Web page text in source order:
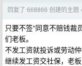
回复了 668866 创建的主题 ›
只要不签“同意不赔钱裁
们老板。
不发工资就投诉或劳动
继续发工资交社保，老板